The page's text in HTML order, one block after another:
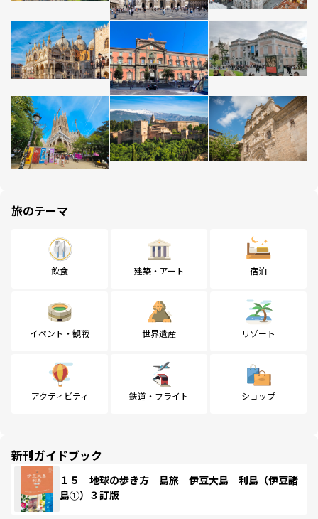
旅のテーマ
飲食 建築・アート 宿泊
イベント・観戦 世界遺産 リゾート
アクティビティ 鉄道・フライト ショップ
新刊ガイドブック
１５ 地球の歩き方 島旅 伊豆大島 利島（伊豆諸
島①）３訂版